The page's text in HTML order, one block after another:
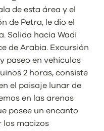
de esta área y el
de Petra, le dio el
Salida hacia Wadi
de Arabia. Excursión
paseo en vehículos
2 horas, consiste
el paisaje lunar de
en las arenas
posee un encanto
los macizos